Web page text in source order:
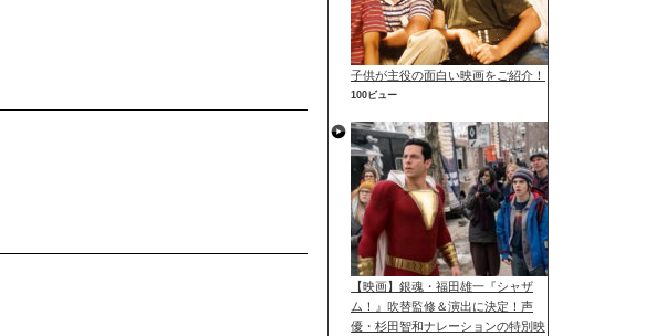
子供が主役の面白い映画をご紹介！
100ビュー
【映画】銀魂・福田雄一『シャザ
ム！』吹替監修＆演出に決定！声
優・杉田智和ナレーションの特別映